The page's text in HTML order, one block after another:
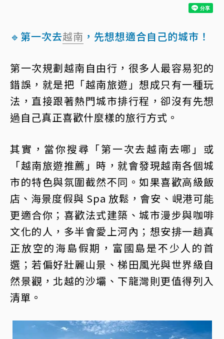
🔹第一次去越南 ，先想想適合自己的城市！
第一次規劃越南自由行，很多人最容易犯的
錯誤，就是把「越南旅遊」想成只有一種玩
法，直接跟著熱門城市排行程，卻沒有先想
過自己真正喜歡什麼樣的旅行方式。
其實，當你搜尋「第一次去越南去哪」或
「越南旅遊推薦」時，就會發現越南各個城
市的特色與氛圍截然不同。如果喜歡高級飯
店、海景度假與 Spa 放鬆，會安、峴港可能
更適合你；喜歡法式建築、城市漫步與咖啡
文化的人，多半會愛上河內；想安排一趟真
正放空的海島假期，富國島是不少人的首
選；若偏好壯麗山景、梯田風光與世界級自
然景觀，北越的沙壩、下龍灣則更值得列入
清單。